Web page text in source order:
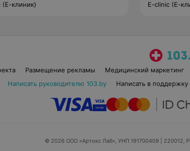
(Е-клиник) E-clinic (Е-
Размещение рекламы Медицинский маркетинг
Написать руководителю 103.by
Написать в поддержку
© 2026 ООО «Артокс Лаб», УНП 191700409 | 220012,